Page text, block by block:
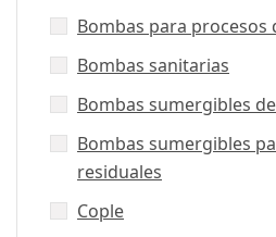
Bombas para procesos
Bombas sanitarias
Bombas sumergibles
Bombas sumergibles
residuales
Cople